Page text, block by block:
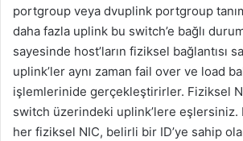
portgroup veya dvuplink portgroup
daha fazla uplink bu switch’e bağlı
sayesinde host’ların fiziksel bağlantısı
uplink’ler aynı zaman fail over ve load
işlemlerinide gerçekleştirirler. Fiziksel
switch üzerindeki uplink’lere eşlersiniz.
her fiziksel NIC, belirli bir ID’ye sahip